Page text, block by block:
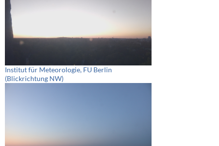
Institut für Meteorologie, FU Berlin
(Blickrichtung NW)